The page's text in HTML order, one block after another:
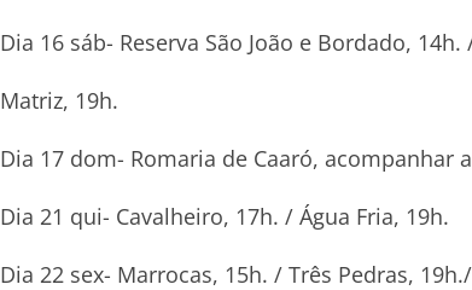
Dia 16 sáb- Reserva São João e Bordado,
Matriz, 19h.
Dia 17 dom- Romaria de Caaró, acompanhar
Dia 21 qui- Cavalheiro, 17h. / Água Fria, 19h.
Dia 22 sex- Marrocas, 15h. / Três Pedras,